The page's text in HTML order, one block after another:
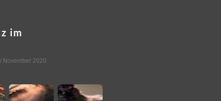
im
/ November 2020